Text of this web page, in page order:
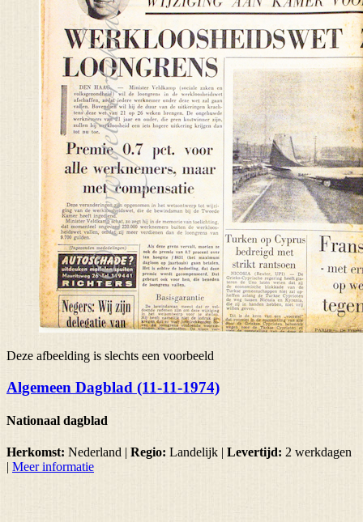
Deze afbeelding is slechts een voorbeeld
Algemeen Dagblad (11-11-1974)
Nationaal dagblad
Herkomst: Nederland | Regio: Landelijk | Levertijd: 2 werkdagen
| Meer informatie